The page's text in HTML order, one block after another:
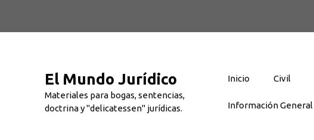
El Mundo Jurídico
Materiales para bogas, sentencias,
doctrina y "delicatessen" jurídicas.
Inicio Civil
Información General